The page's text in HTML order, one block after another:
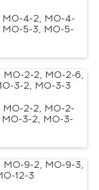
М0-4-2, М0-4-
М0-5-3, М0-5-
М0-2-2, М0-2-
М0-3-2, М0-3-